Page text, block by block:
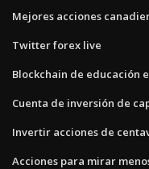
Mejores acciones
Twitter forex live
Blockchain de educación
Cuenta de inversión de
Invertir acciones de
Acciones para mirar